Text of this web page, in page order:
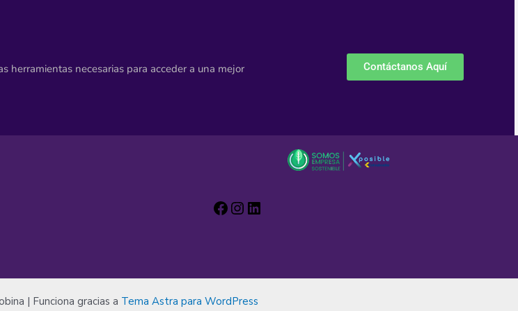
herramientas necesarias para acceder a una mejor
Contáctanos Aquí
| Funciona gracias a Tema Astra para WordPress